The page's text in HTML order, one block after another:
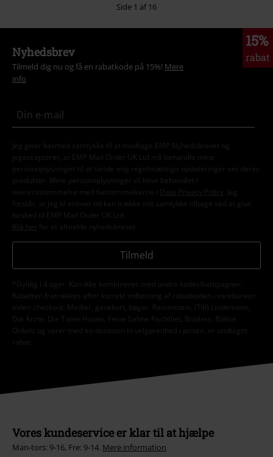
Side 1 af 16
15%
rabat
Nyhedsbrev
Tilmeld dig nu og få en rabatkode på 15%! Mere
info
Jeg giver hermed samtykke til at modtage EMP Nyhedsbrevet og
jegaccepterer, at EMP Mail Order UK Ltd må behandle mine
personoplysninger til at sende mig regelmæssige opdateringer om deres
produkter. Mine personoplysninger vil blive behandlet i
overensstemmelse med bestemmelserne i
Data Privacy Policy
. Jeg
forstår, at jeg til enhver tid kan trække mit samtykke tilbage ved at give
besked til EMP Mail Order UK Ltd.
Klik her
for at afmelde nyhedsbrevet.
Tilmeld
*Gyldig i 4 uger. Kan ikke kombineres med andre koder/kampagner.
Rabatten fratrækkes efter korrekt indløsning af rabatkoden i varekurven
inden checkout. Medier, gavekort, bøger, Rammstein, (Till) Lindemann,
Die Ärzte, Die Toten Hosen, Feine Sahne Fischfilet, Broilers, Böhse
Onkelz og varer med en donation til velgørenhed i prisen, er undtaget
rabat.
Vores kundeservice er klar til at hjælpe
Man-tors: 9-16, Fre: 9-14. Mere information